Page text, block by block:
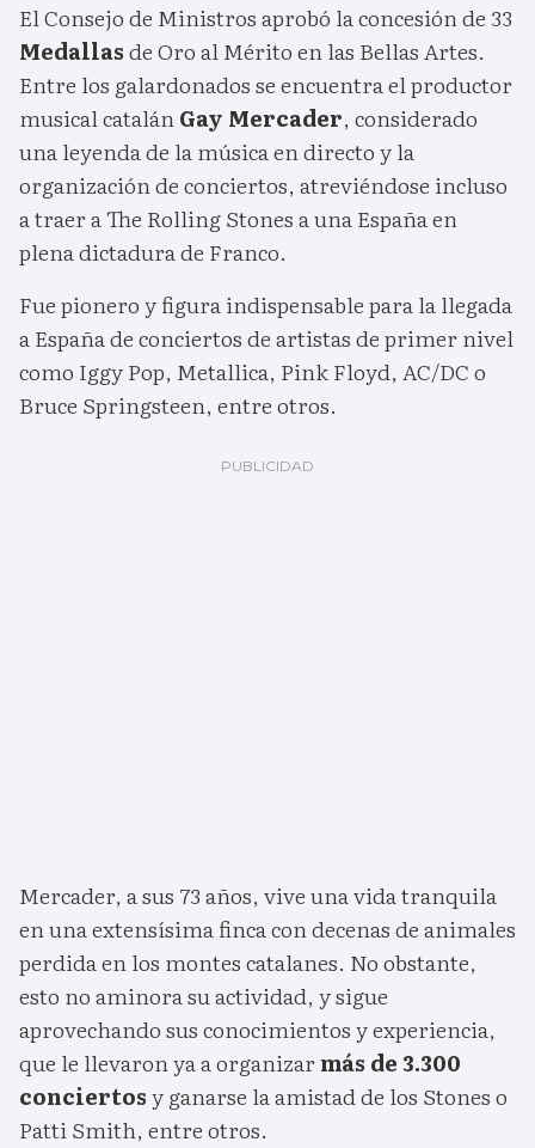
El Consejo de Ministros aprobó la concesión de 33
Medallasde Oro al Mérito en las Bellas Artes.
Entre los galardonados se encuentra el productor
musical catalánGay Mercader, considerado
una leyenda de la música en directo y la
organización de conciertos, atreviéndose incluso
a traer a The Rolling Stones a una España en
plena dictadura de Franco.
Fue pionero y figura indispensable para la llegada
a España de conciertos de artistas de primer nivel
como Iggy Pop, Metallica, Pink Floyd, AC/DC o
Bruce Springsteen, entre otros.
Mercader, a sus 73 años, vive una vida tranquila
en una extensísima finca con decenas de animales
perdida en los montes catalanes. No obstante,
esto no aminora su actividad, y sigue
aprovechando sus conocimientos y experiencia,
que le llevaron ya a organizarmás de 3.300
conciertosy ganarse la amistad de los Stones o
Patti Smith, entre otros.